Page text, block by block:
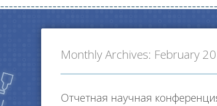
Monthly Archives: February
Отчетная научная